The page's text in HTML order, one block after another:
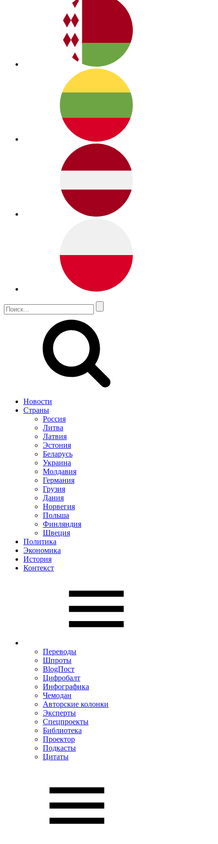
Новости
Страны
Россия
Литва
Латвия
Эстония
Беларусь
Украина
Молдавия
Германия
Грузия
Дания
Норвегия
Польша
Финляндия
Швеция
Политика
Экономика
История
Контекст
Переводы
Шпроты
BlogПост
Цифробалт
Инфографика
Чемодан
Авторские колонки
Эксперты
Спецпроекты
Библиотека
Проектор
Подкасты
Цитаты